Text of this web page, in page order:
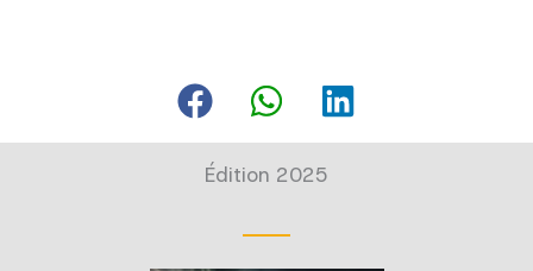
Édition 2025